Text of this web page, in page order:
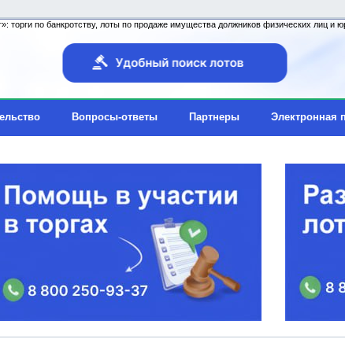
торги по банкротству, лоты по продаже имущества должников физических лиц и
Вопросы-ответы Партнеры Электронная